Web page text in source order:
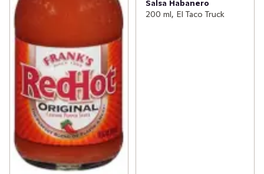
Salsa Habanero
200 ml, El Taco Truck